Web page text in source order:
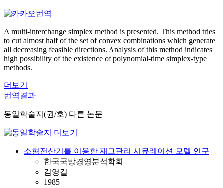
A multi-interchange simplex method is presented. This method tries
to cut almost half of the set of convex combinations which generate
all decreasing feasible directions. Analysis of this method indicates
high possibility of the existence of polynomial-time simplex-type
methods.
더보기
번역결과
동일학술지(권/호) 다른 논문
소형전산기를 이용한 재고관리 시뮤레이션 모델 연구
한국국방경영분석학회
김영길
1985